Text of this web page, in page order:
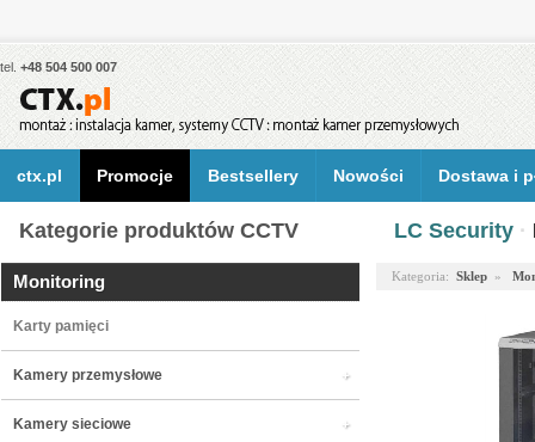
tel. +48 504 500 007
ctx.pl Promocje Bestsellery Nowości Dostawa i
Kategorie produktów CCTV
Monitoring
Karty pamięci
Kamery przemysłowe
Kamery sieciowe
LC Security ·
Kategoria: Sklep »